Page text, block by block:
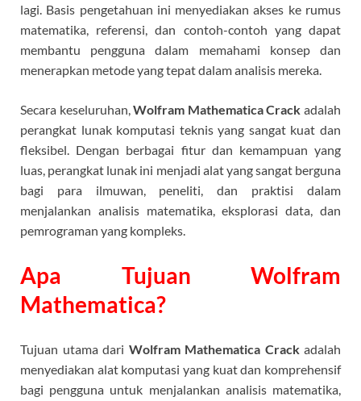
lagi. Basis pengetahuan ini menyediakan akses ke rumus
matematika, referensi, dan contoh-contoh yang dapat
membantu pengguna dalam memahami konsep dan
menerapkan metode yang tepat dalam analisis mereka.
Secara keseluruhan,Wolfram Mathematica Crack adalah
perangkat lunak komputasi teknis yang sangat kuat dan
fleksibel. Dengan berbagai fitur dan kemampuan yang
luas, perangkat lunak ini menjadi alat yang sangat berguna
bagi para ilmuwan, peneliti, dan praktisi dalam
menjalankan analisis matematika, eksplorasi data, dan
pemrograman yang kompleks.
Apa Tujuan Wolfram
Mathematica?
Tujuan utama dari Wolfram Mathematica Crackadalah
menyediakan alat komputasi yang kuat dan komprehensif
bagi pengguna untuk menjalankan analisis matematika,